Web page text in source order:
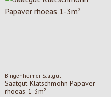
Bingenheimer Saatgut
Saatgut Klatschmohn Papaver
rhoeas 1-3m²